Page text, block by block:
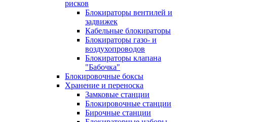
рисков
Блокираторы вентилей и
задвижек
Кабельные блокираторы
Блокираторы газо- и
воздухопроводов
Блокираторы клапана
"Бабочка"
Блокировочные боксы
Хранение и переноска
Замковые станции
Блокировочные станции
Бирочные станции